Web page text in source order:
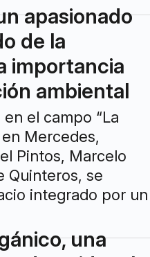
apasionado
de la
importancia
ambiental
el campo “La
Mercedes,
Pintos, Marcelo
Quinteros, se
integrado por un
una